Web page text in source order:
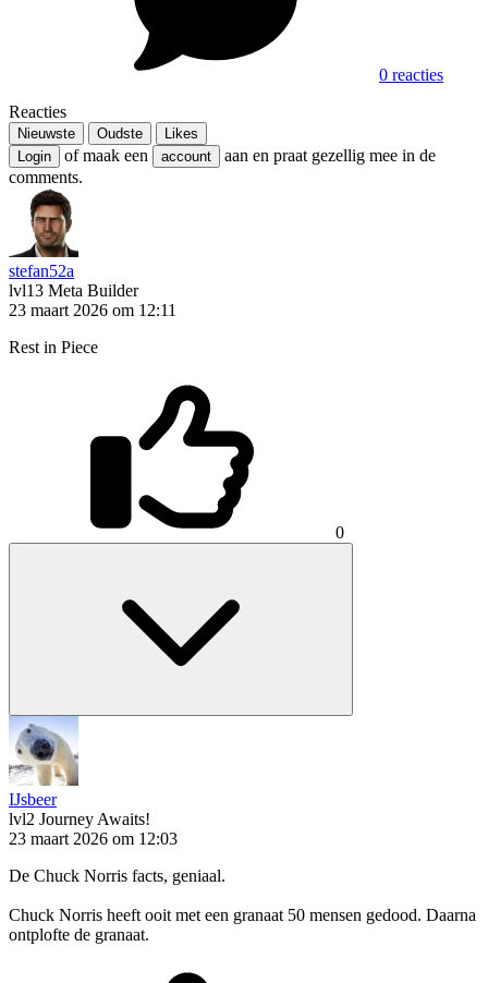
0 reacties
Reacties
Nieuwste Oudste
Likes
Login
of maak een account
aan en praat gezellig mee in de
comments.
stefan52a
lvl13 Meta Builder
23 maart 2026 om 12:11
Rest in Piece
0
IJsbeer
lvl2 Journey Awaits!
23 maart 2026 om 12:03
De Chuck Norris facts, geniaal.
Chuck Norris heeft ooit met een granaat 50 mensen gedood. Daarna
ontplofte de granaat.